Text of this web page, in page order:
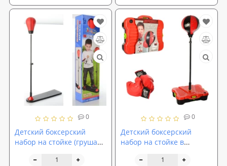
0
Детский боксерский
набор на стойке (груша
0
Детский боксерский
набор на стойке в